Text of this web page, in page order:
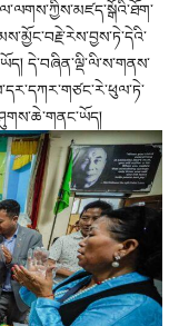
དེ་བཞིན་ལྡི་ལི་ས་གནས་